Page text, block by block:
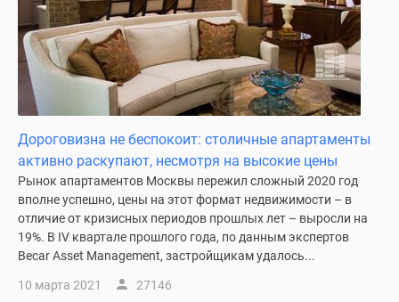
Военная
ипотека
Банки
программы
Медиа
Новости
недвижимости
Мнение
эксперта
Аналитика
рынка
Экспертиза
Дороговизна не беспокоит: столичные апартаменты
активно раскупают, несмотря на высокие цены
Рынок апартаментов Москвы пережил сложный 2020 год
вполне успешно, цены на этот формат недвижимости – в
отличие от кризисных периодов прошлых лет – выросли на
19%. В IV квартале прошлого года, по данным экспертов
Becar Asset Management, застройщикам удалось...
10 марта 2021 27146